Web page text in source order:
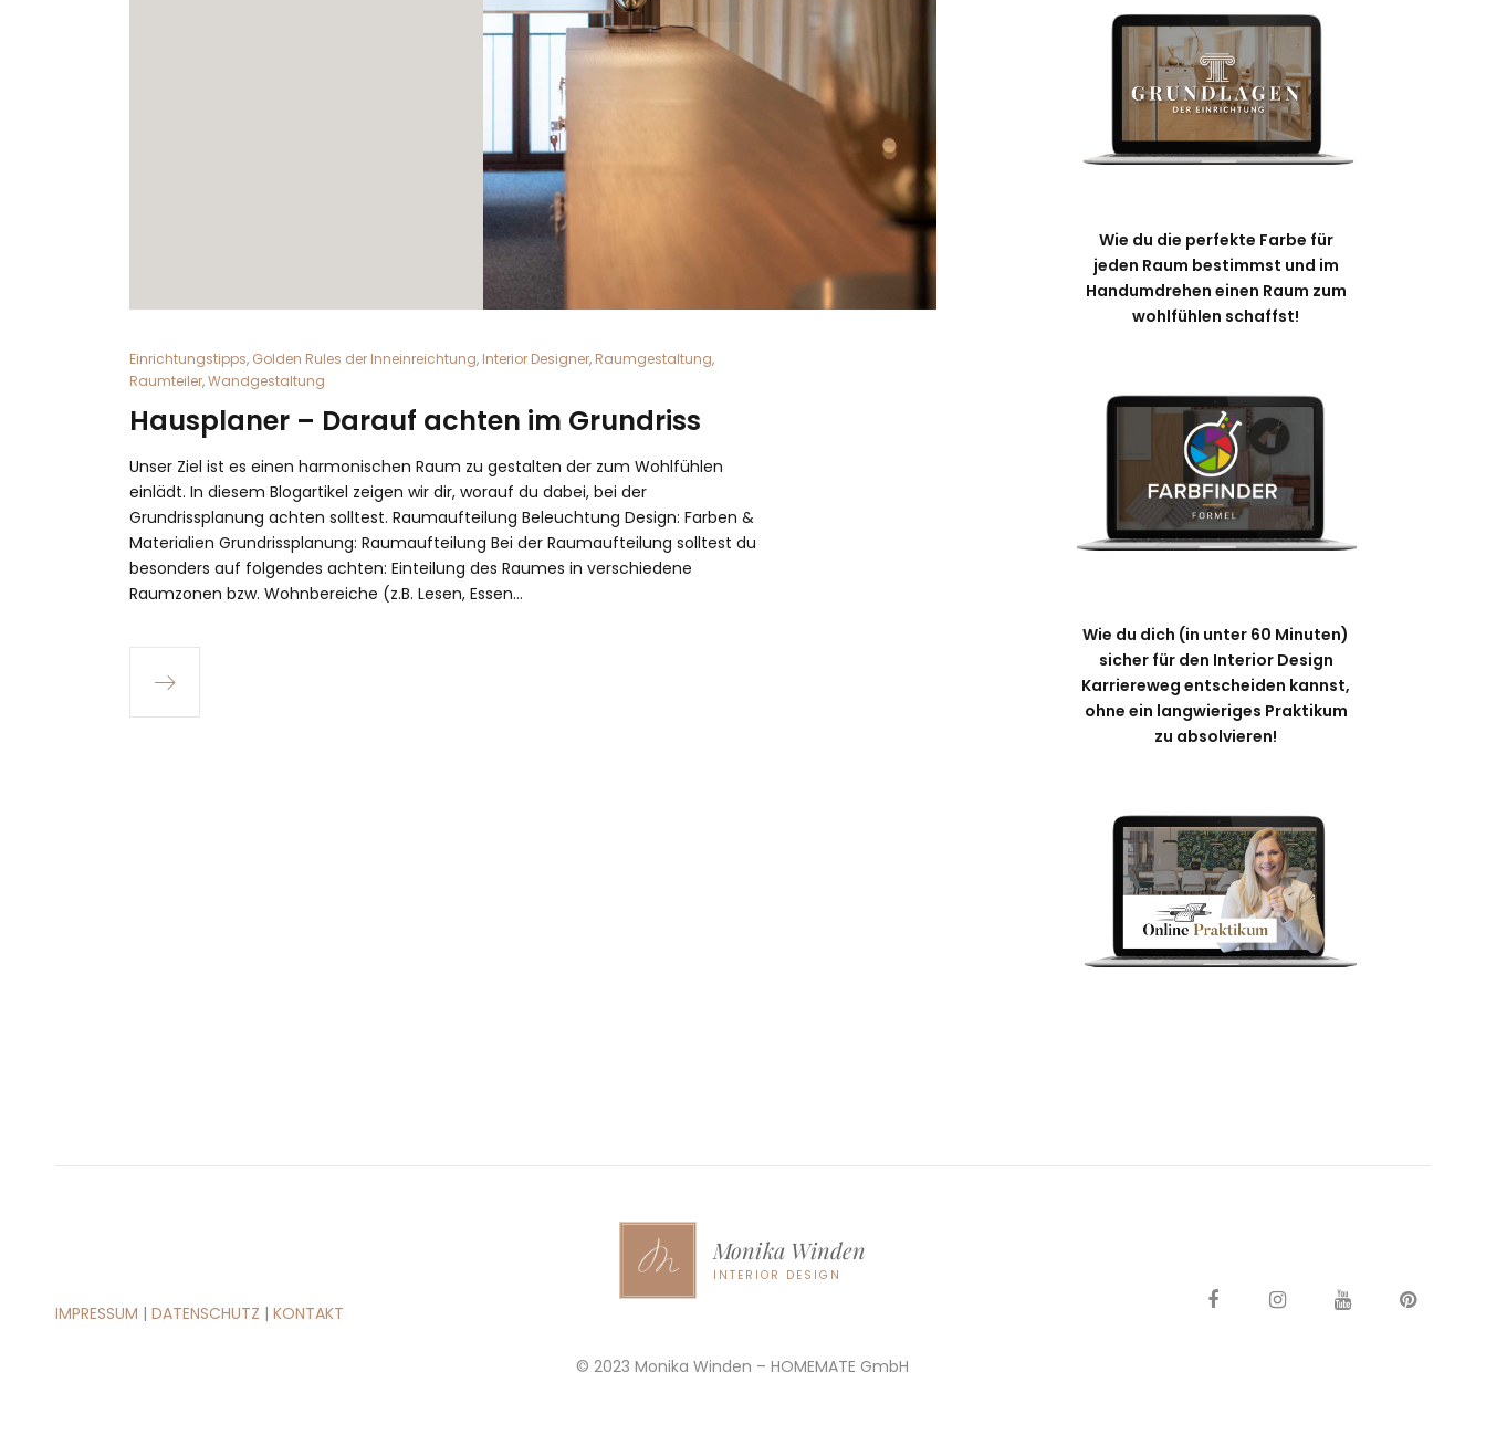
Einrichtungstipps, Golden Rules der Inneinreichtung, Interior Designer, Raumgestaltung,
Raumteiler,Wandgestaltung
Hausplaner – Darauf achten im Grundriss
Unser Ziel ist es einen harmonischen Raum zu gestalten der zum Wohlfühlen
einlädt. In diesem Blogartikel zeigen wir dir, worauf du dabei, bei der
Grundrissplanung achten solltest. Raumaufteilung Beleuchtung Design: Farben &
Materialien Grundrissplanung: Raumaufteilung Bei der Raumaufteilung solltest du
besonders auf folgendes achten: Einteilung des Raumes in verschiedene
Raumzonen bzw. Wohnbereiche (z.B. Lesen, Essen…
Wie du die perfekte Farbe für
jeden Raum bestimmst und im
Handumdrehen einen Raum zum
wohlfühlen schaffst!
Wie du dich (in unter 60 Minuten)
sicher für den Interior Design
Karriereweg entscheiden kannst,
ohne ein langwieriges Praktikum
zu absolvieren!
IMPRESSUM | DATENSCHUTZ | KONTAKT
Monika Winden
INTERIOR DESIGN
© 2023 Monika Winden – HOMEMATE GmbH